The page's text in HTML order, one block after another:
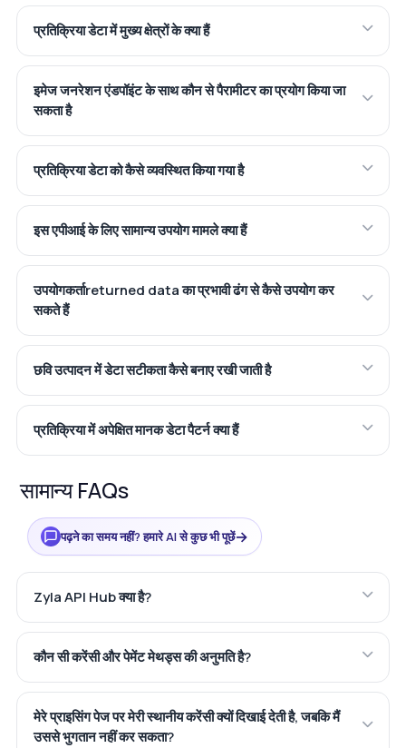
प्रतिक्रिया डेटा में मुख्य क्षेत्रों के क्या हैं
इमेज जनरेशन एंडपॉइंट के साथ कौन से पैरामीटर का प्रयोग किया जा
सकता है
प्रतिक्रिया डेटा को कैसे व्यवस्थित किया गया है
इस एपीआई के लिए सामान्य उपयोग मामले क्या हैं
उपयोगकर्ताreturned data का प्रभावी ढंग से कैसे उपयोग कर
सकते हैं
छवि उत्पादन में डेटा सटीकता कैसे बनाए रखी जाती है
प्रतिक्रिया में अपेक्षित मानक डेटा पैटर्न क्या हैं
सामान्य FAQs
पढ़ने का समय नहीं? हमारे AI से कुछ भी पूछें→
Zyla API Hub क्या है?
कौन सी करेंसी और पेमेंट मेथड्स की अनुमति है?
मेरे प्राइसिंग पेज पर मेरी स्थानीय करेंसी क्यों दिखाई देती है, जबकि मैं
उससे भुगतान नहीं कर सकता?